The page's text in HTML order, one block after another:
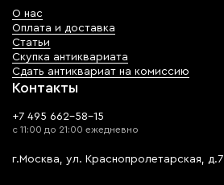
О нас
Оплата и доставка
Статьи
Скупка антиквариата
Сдать антиквариат на комиссию
Контакты
+7 495 662-58-15
с 11:00 до 21:00 ежедневно
г.Москва, ул. Краснопролетарская, д.7